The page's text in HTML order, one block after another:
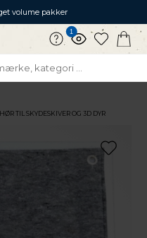
volume pakker
1
TIL SKYDESKIVER OG 3D DYR